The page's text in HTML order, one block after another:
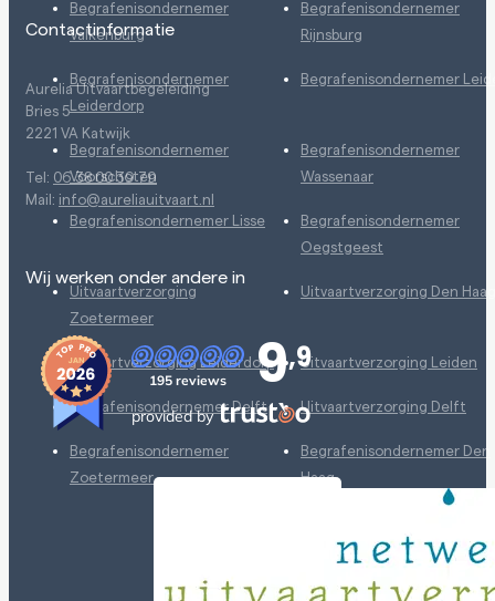
Begrafenisondernemer
Valkenburg
Begrafenisondernemer
Rijnsburg
Begrafenisondernemer
Leiderdorp
Begrafenisondernemer
Begrafenisondernemer
Voorschoten
Begrafenisondernemer
Wassenaar
Begrafenisondernemer Lisse
Begrafenisondernemer
Oegstgeest
Uitvaartverzorging
Zoetermeer
Uitvaartverzorging Den Haag
Uitvaartverzorging Leiderdorp Uitvaartverzorging Leiden
Begrafenisondernemer Delft Uitvaartverzorging Delft
Begrafenisondernemer
Zoetermeer
Begrafenisondernemer Den
Haag
Contactinformatie
Aurelia Uitvaartbegeleiding
Bries 5
2221 VA Katwijk
Tel: 06 38 00 39 79
Mail: info@aureliauitvaart.nl
Wij werken onder andere in
195 reviews 9,9
provided by